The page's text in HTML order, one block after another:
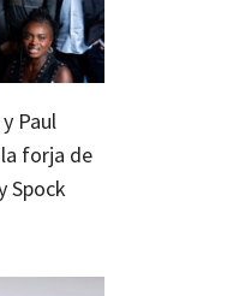
Paul
la forja de
Spock